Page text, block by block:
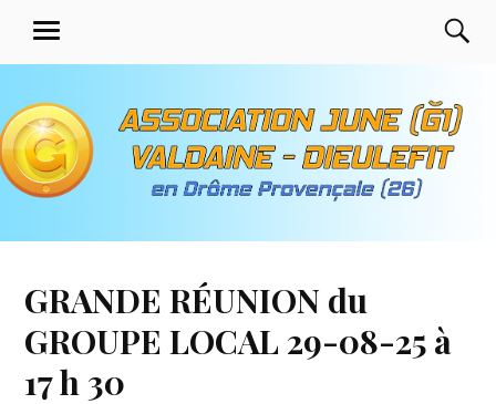
contenu
Valdaine Dieulefit en
MENU
GRANDE RÉUNION du
GROUPE LOCAL 29-08-25 à
17 h 30